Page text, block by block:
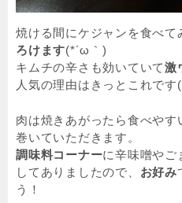
焼ける間にケジャンを食べて
ろけます(*´ω｀)
キムチの辛さも効いていて激
人気の理由はきっとこれです
肉は焼きあがったら食べやす
巻いていただきます。
調味料コーナーに辛味噌やご
してありましたので、 お好み
う！